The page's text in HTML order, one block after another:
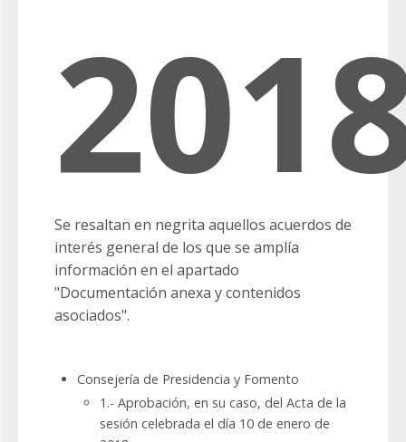
Se resaltan en negrita aquellos acuerdos de
interés general de los que se amplía
información en el apartado
"Documentación anexa y contenidos
asociados".
Consejería de Presidencia y Fomento
1.- Aprobación, en su caso, del Acta de la
sesión celebrada el día 10 de enero de